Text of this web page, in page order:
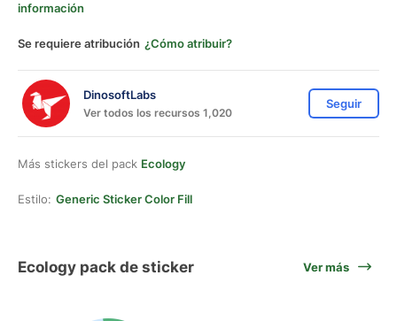
información
Se requiere atribución ¿Cómo atribuir?
DinosoftLabs
Ver todos los recursos 1,020
Seguir
Más stickers del pack Ecology
Estilo: Generic Sticker Color Fill
Ecology pack de sticker Ver más